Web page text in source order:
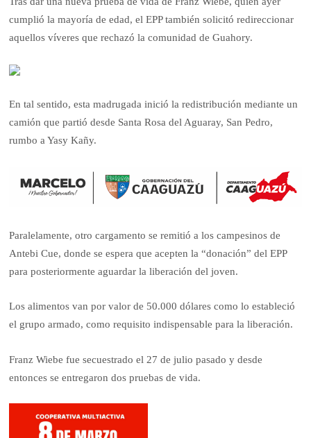
cumplió la mayoría de edad, el EPP también solicitó redireccionar
aquellos víveres que rechazó la comunidad de Guahory.
En tal sentido, esta madrugada inició la redistribución mediante un
camión que partió desde Santa Rosa del Aguaray, San Pedro,
rumbo a Yasy Kañy.
Paralelamente, otro cargamento se remitió a los campesinos de
Antebi Cue, donde se espera que acepten la “donación” del EPP
para posteriormente aguardar la liberación del joven.
Los alimentos van por valor de 50.000 dólares como lo estableció
el grupo armado, como requisito indispensable para la liberación.
Franz Wiebe fue secuestrado el 27 de julio pasado y desde
entonces se entregaron dos pruebas de vida.